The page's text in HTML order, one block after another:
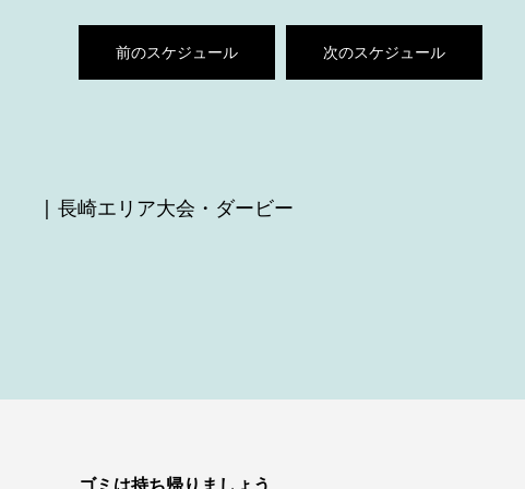
前のスケジュール 次のスケジュール
| 長崎エリア大会・ダービー